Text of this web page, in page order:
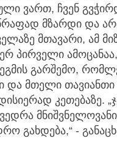
ვართ, ჩვენ
მზარდი და
მთავარი, ამ
პირველი
გარშემო,
მთელი თავიანთი
კეთებაზე.
გახდება,“ -